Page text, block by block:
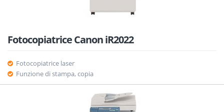
Fotocopiatrice Canon iR2022
Fotocopiatrice laser
Funzione di stampa, copia